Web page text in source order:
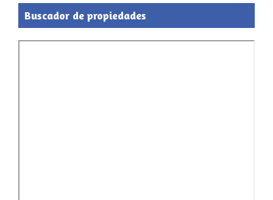
Buscador de propiedades